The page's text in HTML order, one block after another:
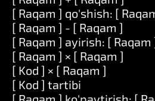
[ Raqam ] qo'shish: [
[ Raqam ] - [ Raqam ]
[ Raqam ] ayirish: [ Raqam
[ Raqam ] × [ Raqam ]
[ Kod ] × [ Raqam ]
[ Kod ] tartibi